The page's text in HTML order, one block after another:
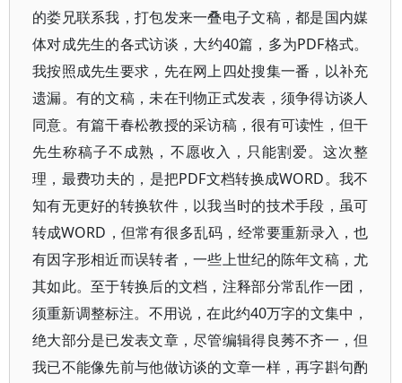
的娄兄联系我，打包发来一叠电子文稿，都是国内媒
体对成先生的各式访谈，大约40篇，多为PDF格式。
我按照成先生要求，先在网上四处搜集一番，以补充
遗漏。有的文稿，未在刊物正式发表，须争得访谈人
同意。有篇干春松教授的采访稿，很有可读性，但干
先生称稿子不成熟，不愿收入，只能割爱。这次整
理，最费功夫的，是把PDF文档转换成WORD。我不
知有无更好的转换软件，以我当时的技术手段，虽可
转成WORD，但常有很多乱码，经常要重新录入，也
有因字形相近而误转者，一些上世纪的陈年文稿，尤
其如此。至于转换后的文档，注释部分常乱作一团，
须重新调整标注。不用说，在此约40万字的文集中，
绝大部分是已发表文章，尽管编辑得良莠不齐一，但
我已不能像先前与他做访谈的文章一样，再字斟句酌